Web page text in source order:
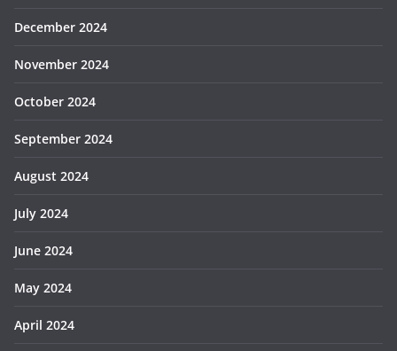
December 2024
November 2024
October 2024
September 2024
August 2024
July 2024
June 2024
May 2024
April 2024